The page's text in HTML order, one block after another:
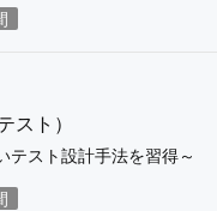
スト）
テスト設計手法を習得～